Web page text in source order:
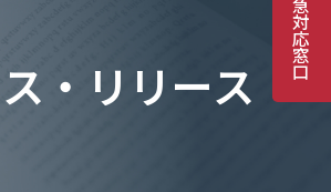
対
応
窓
口
ス ・ リ リ ース